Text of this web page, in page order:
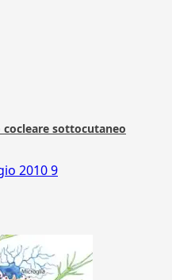
sottocutaneo
20109